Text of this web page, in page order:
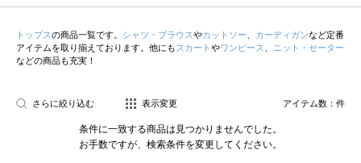
トップスの商品一覧です。 シャツ・ブラウスやカットソー カーディガンなど定番
アイテムを取り揃えております。他にも スカート やワンピース
ニット・セーター
などの商品も充実！
さらに絞り込む 表示変更 アイテム数： 件
条件に一致する商品は見つかりませんでした。
お手数ですが、検索条件を変更してください。